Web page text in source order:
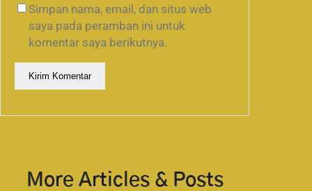
Simpan nama, email, dan situs web
saya pada peramban ini untuk
komentar saya berikutnya.
More Articles & Posts